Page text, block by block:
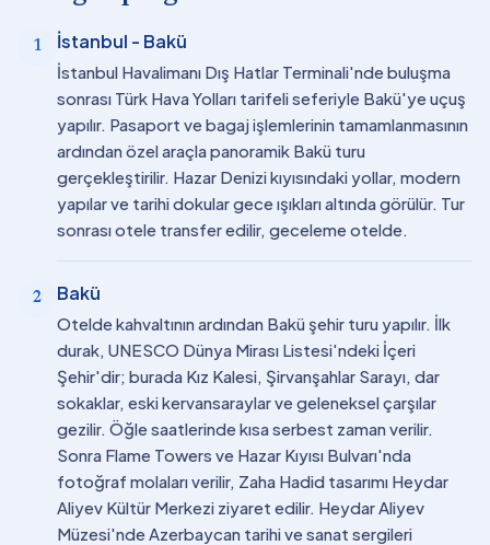
1 İstanbul - Bakü
İstanbul Havalimanı Dış Hatlar Terminali'nde buluşma
sonrası Türk Hava Yolları tarifeli seferiyle Bakü'ye uçuş
yapılır. Pasaport ve bagaj işlemlerinin tamamlanmasının
ardından özel araçla panoramik Bakü turu
gerçekleştirilir. Hazar Denizi kıyısındaki yollar, modern
yapılar ve tarihi dokular gece ışıkları altında görülür. Tur
sonrası otele transfer edilir, geceleme otelde.
2 Bakü
Otelde kahvaltının ardından Bakü şehir turu yapılır. İlk
durak, UNESCO Dünya Mirası Listesi'ndeki İçeri
Şehir'dir; burada Kız Kalesi, Şirvanşahlar Sarayı, dar
sokaklar, eski kervansaraylar ve geleneksel çarşılar
gezilir. Öğle saatlerinde kısa serbest zaman verilir.
Sonra Flame Towers ve Hazar Kıyısı Bulvarı'nda
fotoğraf molaları verilir, Zaha Hadid tasarımı Heydar
Aliyev Kültür Merkezi ziyaret edilir. Heydar Aliyev
Müzesi'nde Azerbaycan tarihi ve sanat sergileri